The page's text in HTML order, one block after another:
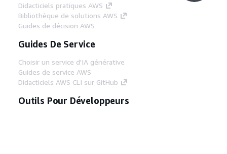
Didacticiels pratiques AWS
Bibliothèque de solutions AWS
Guides de décision AWS
Guides De Service
Choisir un service d'IA générative
Guides de service AWS
Didacticiels AWS CLI sur GitHub
Outils Pour Développeurs